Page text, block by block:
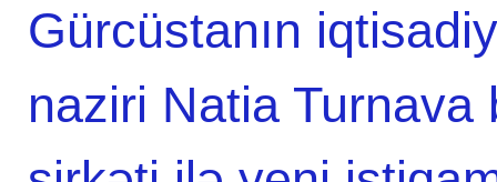
Gürcüstanın
naziri Natia Turnava